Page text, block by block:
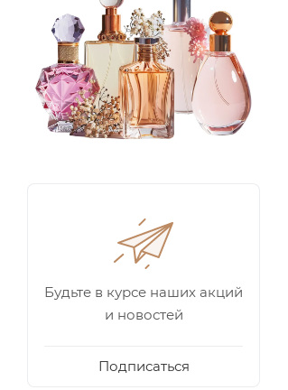
Будьте в курсе наших акций
и новостей
Подписаться